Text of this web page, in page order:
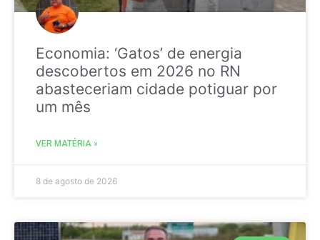
Economia: ‘Gatos’ de energia
descobertos em 2026 no RN
abasteceriam cidade potiguar por
um mês
VER MATÉRIA »
8 de agosto de 2026